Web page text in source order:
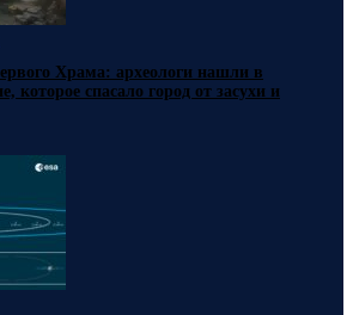
Храма: археологи нашли в
которое спасало город от засухи и